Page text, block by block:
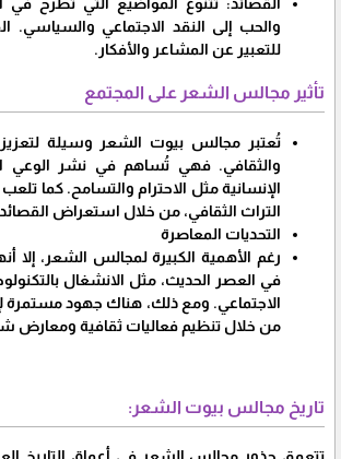
والحب إلى النقد الاجتماعي والسياسي.
للتعبير عن المشاعر والأفكار.
تأثير مجالس الشعر على المجتمع
تُعتبر مجالس بيوت الشعر وسيلة لتعزيز
والثقافي. فهي تُساهم في نشر الوعي
الإنسانية مثل الاحترام والتسامح. كما
التراث الثقافي، من خلال استعراض
التحديات المعاصرة
رغم الأهمية الكبيرة لمجالس الشعر، إلا
في العصر الحديث، مثل الانشغال
الاجتماعي. ومع ذلك، هناك جهود مستمرة
من خلال تنظيم فعاليات ثقافية ومعارض
تاريخ مجالس بيوت الشعر: